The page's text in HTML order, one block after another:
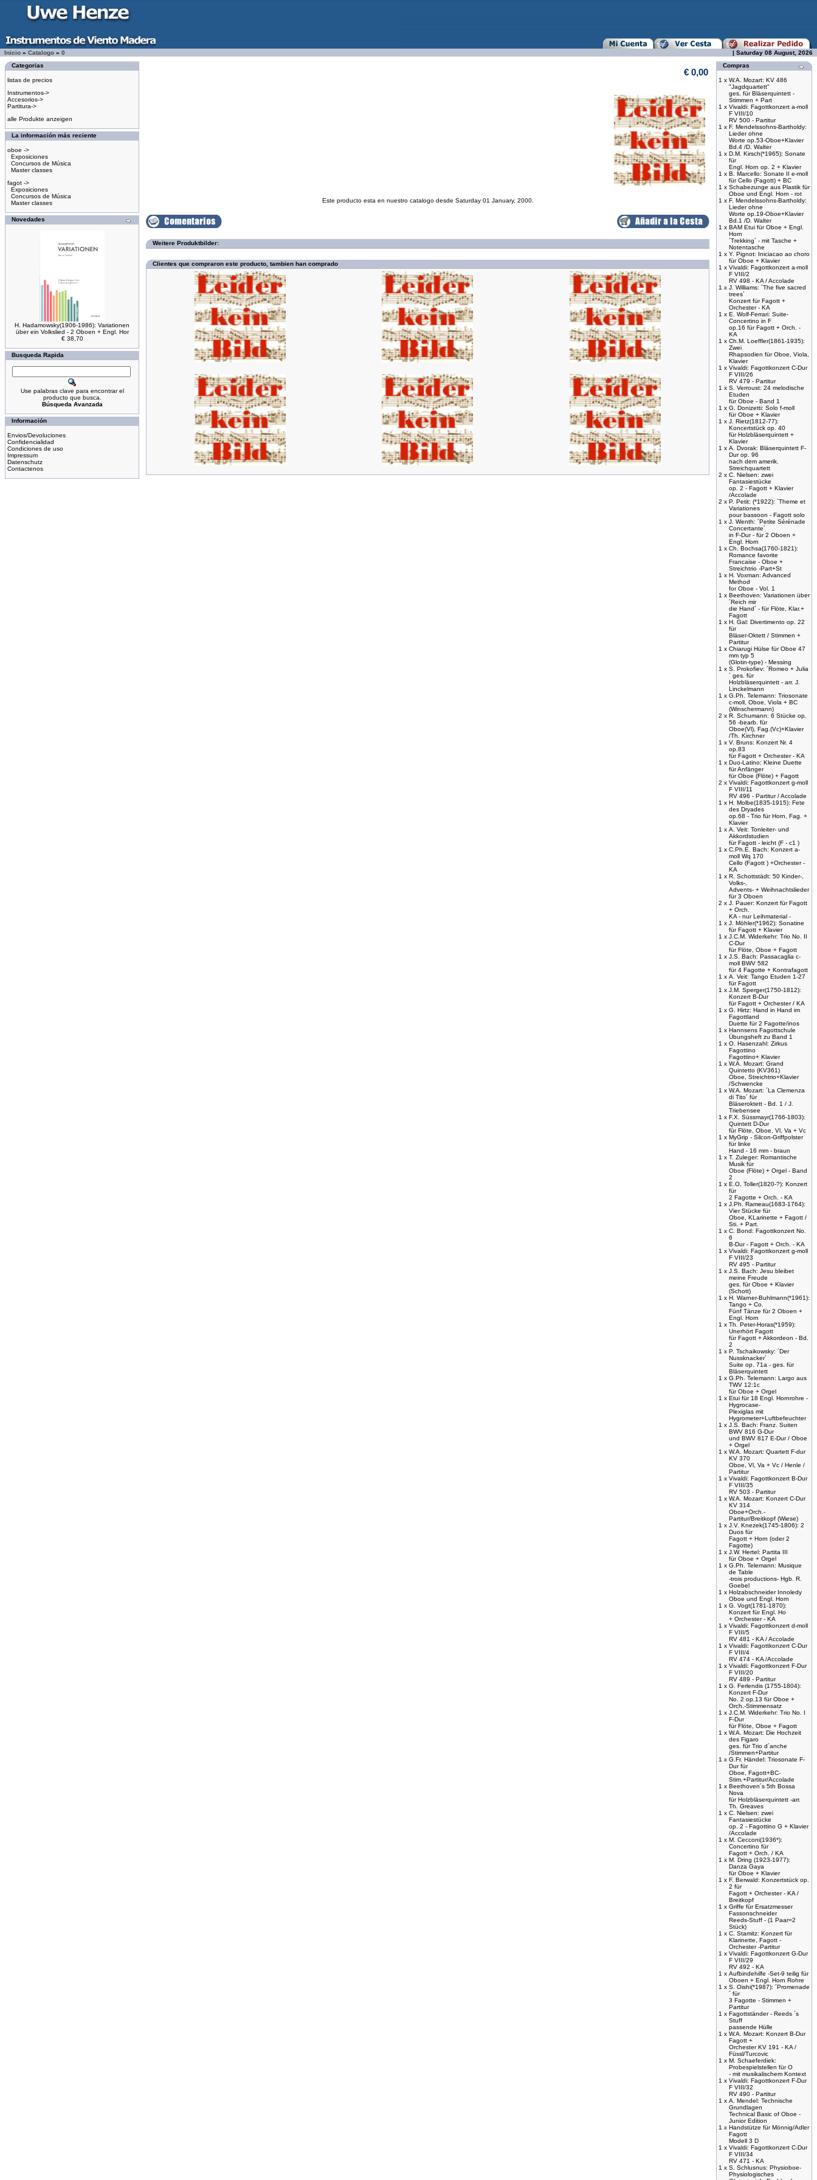
Inicio » Catalogo » 0
| Saturday 08 August, 2026
Categorias
listas de precios
Instrumentos->
Accesorios->
Partitura->
alle Produkte anzeigen
La información más reciente
oboe ->
Exposiciones
Concursos de Música
Master classes
fagot ->
Exposiciones
Concursos de Música
Master classes
Novedades
H. Hadamowsky(1906-1986): Variationen
über ein Volkslied - 2 Oboen + Engl. Hor
€ 38,70
Busqueda Rapida
Use palabras clave para encontrar el
producto que busca.
Búsqueda Avanzada
Información
Envios/Devoluciones
Confidencialidad
Condiciones de uso
Impressum
Datenschutz
Contactenos
€ 0,00
Este producto esta en nuestro catalogo desde Saturday 01 January, 2000.
Weitere Produktbilder:
Clientes que compraron este producto, tambien han comprado
Compras
1 x W.A. Mozart: KV 486
"Jagdquartett"
ges. für Bläserquintett -
Stimmen + Part
1 x Vivaldi: Fagottkonzert a-moll
F VIII/10
RV 500 - Partitur
1 x F. Mendelssohns-Bartholdy:
Lieder ohne
Worte op.53-Oboe+Klavier
Bd.4 /D. Walter
1 x D.M. Kirsch(*1965): Sonate
für
Engl. Horn op. 2 + Klavier
1 x B. Marcello: Sonate II e-moll
für Cello (Fagott) + BC
1 x Schabezunge aus Plastik für
Oboe und Engl. Horn - rot
1 x F. Mendelssohns-Bartholdy:
Lieder ohne
Worte op.19-Oboe+Klavier
Bd.1 /D. Walter
1 x BAM Etui für Oboe + Engl.
Horn
´Trekking´ - mit Tasche +
Notentasche
1 x Y. Pignot: Iniciacao ao choro
für Oboe + Klavier
1 x Vivaldi: Fagottkonzert a-moll
F VIII/2
RV 498 - KA / Accolade
1 x J. Williams: ´The five sacred
trees´
Konzert für Fagott +
Orchester - KA
1 x E. Wolf-Ferrari: Suite-
Concertino in F
op.16 für Fagott + Orch. -
KA
1 x Ch.M. Loeffler(1861-1935):
Zwei
Rhapsodien für Oboe, Viola,
Klavier
1 x Vivaldi: Fagottkonzert C-Dur
F VIII/26
RV 479 - Partitur
1 x S. Verroust: 24 melodische
Etuden
für Oboe - Band 1
1 x G. Donizetti: Solo f-moll
für Oboe + Klavier
1 x J. Rietz(1812-77):
Koncertstück op. 40
für Holzbläserquintett +
Klavier
1 x A. Dvorak: Bläserquintett F-
Dur op. 96
nach dem amerik.
Streichquartett
2 x C. Nielsen: zwei
Fantasiestücke
op. 2 - Fagott + Klavier
/Accolade
2 x P. Petit: (*1922): ´Theme et
Variationes
pour bassoon - Fagott solo
1 x J. Wenth: ´Petite Sérénade
Concertante´
in F-Dur - für 2 Oboen +
Engl. Horn
1 x Ch. Bochsa(1760-1821):
Romance favorite
Francaise - Oboe +
Streichtrio -Part+St
1 x H. Voxman: Advanced
Method
for Oboe - Vol. 1
1 x Beethoven: Variationen über
´Reich mir
die Hand´ - für Flöte, Klar.+
Fagott
1 x H. Gal: Divertimento op. 22
für
Bläser-Oktett / Stimmen +
Partitur
1 x Chiarugi Hülse für Oboe 47
mm typ 5
(Glotin-type) - Messing
1 x S. Prokofiev: ´Romeo + Julia
´ ges. für
Holzbläserquintett - arr. J.
Linckelmann
1 x G.Ph. Telemann: Triosonate
c-moll, Oboe, Viola + BC
(Winschermann)
2 x R. Schumann: 6 Stücke op.
56 -bearb. für
Oboe(Vl), Fag.(Vc)+Klavier
/Th. Kirchner
1 x V. Bruns: Konzert Nr. 4
op.83
für Fagott + Orchester - KA
1 x Duo-Latino: Kleine Duette
für Anfänger
für Oboe (Flöte) + Fagott
2 x Vivaldi: Fagottkonzert g-moll
F VIII/11
RV 496 - Partitur / Accolade
1 x H. Molbe(1835-1915): Fete
des Dryades
op.68 - Trio für Horn, Fag. +
Klavier
1 x A. Veit: Tonleiter- und
Akkordstudien
für Fagott - leicht (F - c1 )
1 x C.Ph.E. Bach: Konzert a-
moll Wq 170
Cello (Fagott ) +Orchester -
KA
1 x R. Schottstädt: 50 Kinder-,
Volks-,
Advents- + Weihnachtslieder
für 3 Oboen
2 x J. Pauer: Konzert für Fagott
+ Orch.
KA - nur Leihmaterial -
1 x J. Möhler(*1962): Sonatine
für Fagott + Klavier
1 x J.C.M. Widerkehr: Trio No. II
C-Dur
für Flöte, Oboe + Fagott
1 x J.S. Bach: Passacaglia c-
moll BWV 582
für 4 Fagotte + Kontrafagott
1 x A. Veit: Tango Etuden 1-27
für Fagott
1 x J.M. Sperger(1750-1812):
Konzert B-Dur
für Fagott + Orchester / KA
1 x G. Hirtz: Hand in Hand im
Fagottland
Duette für 2 Fagotte/inos
1 x Hannsens Fagottschule
Übungsheft zu Band 1
1 x O. Hasenzahl: Zirkus
Fagottino
Fagottino+ Klavier
1 x W.A. Mozart: Grand
Quintetto (KV361)
Oboe, Streichtrio+Klavier
/Schwencke
1 x W.A. Mozart: ´La Clemenza
di Tito´ für
Bläseroktett - Bd. 1 / J.
Triebensee
1 x F.X. Süssmayr(1766-1803):
Quintett D-Dur
für Flöte, Oboe, Vl, Va + Vc
1 x MyGrip - Silcon-Griffpolster
für linke
Hand - 16 mm - braun
1 x T. Zuleger: Romantische
Musik für
Oboe (Flöte) + Orgel - Band
2
1 x E.O. Toller(1820-?): Konzert
für
2 Fagotte + Orch. - KA
1 x J.Ph. Rameau(1683-1764):
Vier Stücke für
Oboe, KLarinette + Fagott /
Sti. + Part.
1 x C. Bond: Fagottkonzert No.
6
B-Dur - Fagott + Orch. - KA
1 x Vivaldi: Fagottkonzert g-moll
F VIII/23
RV 495 - Partitur
1 x J.S. Bach: Jesu bleibet
meine Freude
ges. für Oboe + Klavier
(Schott)
1 x H. Warner-Buhlmann(*1961):
Tango + Co.
Fünf Tänze für 2 Oboen +
Engl. Horn
1 x Th. Peter-Horas(*1959):
Unerhört Fagott
für Fagott + Akkordeon - Bd.
2
1 x P. Tschaikowsky: ´Der
Nussknacker´
Suite op. 71a - ges. für
Bläserquintett
1 x G.Ph. Telemann: Largo aus
TWV 12:1c
für Oboe + Orgel
1 x Etui für 18 Engl. Hornrohre -
Hygrocase-
Plexiglas mit
Hygrometer+Luftbefeuchter
1 x J.S. Bach: Franz. Suiten
BWV 816 G-Dur
und BWV 817 E-Dur / Oboe
+ Orgel
1 x W.A. Mozart: Quartett F-dur
KV 370
Oboe, Vl, Va + Vc / Henle /
Partitur
1 x Vivaldi: Fagottkonzert B-Dur
F VIII/35
RV 503 - Partitur
1 x W.A. Mozart: Konzert C-Dur
KV 314
Oboe+Orch.-
Partitur/Breitkopf (Wiese)
1 x J.V. Knezek(1745-1806): 2
Duos für
Fagott + Horn (oder 2
Fagotte)
1 x J.W. Hertel: Partita III
für Oboe + Orgel
1 x G.Ph. Telemann: Musique
de Table
-trois productions- Hgb. R.
Goebel
1 x Holzabschneider Innoledy
Oboe und Engl. Horn
1 x G. Vogt(1781-1870):
Konzert für Engl. Ho
+ Orchester - KA
1 x Vivaldi: Fagottkonzert d-moll
F VIII/5
RV 481 - KA / Accolade
1 x Vivaldi: Fagottkonzert C-Dur
F VIII/4
RV 474 - KA /Accolade
1 x Vivaldi: Fagottkonzert F-Dur
F VIII/20
RV 489 - Partitur
1 x G. Ferlendis (1755-1804):
Konzert F-Dur
No. 2 op.13 für Oboe +
Orch.-Stimmensatz
1 x J.C.M. Widerkehr: Trio No. I
F-Dur
für Flöte, Oboe + Fagott
1 x W.A. Mozart: Die Hochzeit
des Figaro
ges. für Trio d´anche
/Stimmen+Partitur
1 x G.Fr. Händel: Triosonate F-
Dur für
Oboe, Fagott+BC-
Stim.+Partitur/Accolade
1 x Beethoven´s 5th Bossa
Nova
für Holzbläserquintett -arr.
Th. Greaves
1 x C. Nielsen: zwei
Fantasiestücke
op. 2 - Fagottino G + Klavier
/Accolade
1 x M. Cecconi(1936*):
Concertino für
Fagott + Orch. / KA
1 x M. Dring (1923-1977):
Danza Gaya
für Oboe + Klavier
1 x F. Berwald: Konzertstück op.
2 für
Fagott + Orchester - KA /
Breitkopf
1 x Griffe für Ersatzmesser
Fassonschneider
Reeds-Stuff - (1 Paar=2
Stück)
1 x C. Stamitz: Konzert für
Klarinette, Fagott -
Orchester -Partitur
1 x Vivaldi: Fagottkonzert G-Dur
F VIII/29
RV 492 - KA
1 x Aufbindehilfe -Set-9 teilig für
Oboen + Engl. Horn Rohre
1 x S. Oishi(*1987): ´Promenade
´ für
3 Fagotte - Stimmen +
Partitur
1 x Fagottständer - Reeds ´s
Stuff
passende Hülle
1 x W.A. Mozart: Konzert B-Dur
Fagott +
Orchester KV 191 - KA /
Füssl/Turcovic
1 x M. Schaeferdiek:
Probespielstellen für O
- mit musikalischem Kontext
1 x Vivaldi: Fagottkonzert F-Dur
F VIII/32
RV 490 - Partitur
1 x A. Mendel: Technische
Grundlagen
Technical Basic of Oboe -
Junior Edition
1 x Handstütze für Mönnig/Adler
Fagott
Modell 3 D
1 x Vivaldi: Fagottkonzert C-Dur
F VIII/34
RV 471 - KA
1 x S. Schlusnus: Physioboe-
Physiologisches